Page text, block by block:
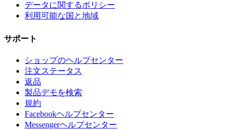
データに関するポリシー
利用可能な国と地域
サポート
ショップのヘルプセンター
注文ステータス
返品
製品デモを検索
規約
Facebookヘルプセンター
Messengerヘルプセンター